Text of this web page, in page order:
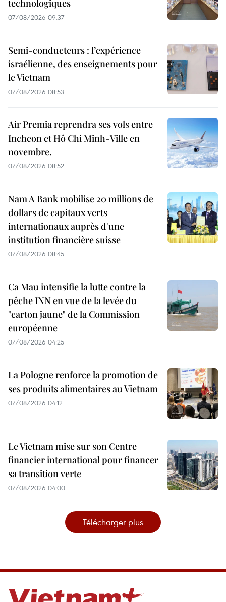
technologiques
07/08/2026 09:37
Semi-conducteurs : l’expérience
israélienne, des enseignements pour
le Vietnam
07/08/2026 08:53
Air Premia reprendra ses vols entre
Incheon et Hô Chi Minh-Ville en
novembre.
07/08/2026 08:52
Nam A Bank mobilise 20 millions de
dollars de capitaux verts
internationaux auprès d'une
institution financière suisse
07/08/2026 08:45
Ca Mau intensifie la lutte contre la
pêche INN en vue de la levée du
"carton jaune" de la Commission
européenne
07/08/2026 04:25
La Pologne renforce la promotion de
ses produits alimentaires au Vietnam
07/08/2026 04:12
Le Vietnam mise sur son Centre
financier international pour financer
sa transition verte
07/08/2026 04:00
Télécharger plus